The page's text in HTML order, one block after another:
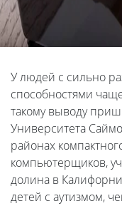
У людей с сильно
способностями
такому выводу
Университета
районах
компьютерщиков,
долина в
детей с аутизмом,